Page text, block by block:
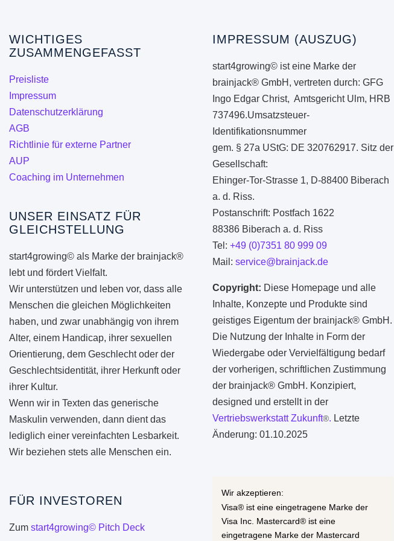
WICHTIGES
ZUSAMMENGEFASST
Preisliste
Impressum
Datenschutzerklärung
AGB
Richtlinie für externe Partner
AUP
Coaching im Unternehmen
UNSER EINSATZ FÜR
GLEICHSTELLUNG
start4growing© als Marke der brainjack®
lebt und fördert Vielfalt.
Wir unterstützen und leben vor, dass alle
Menschen die gleichen Möglichkeiten
haben, und zwar unabhängig von ihrem
Alter, einem Handicap, ihrer sexuellen
Orientierung, dem Geschlecht oder der
Geschlechtsidentität, ihrer Herkunft oder
ihrer Kultur.
Wenn wir in Texten das generische
Maskulin verwenden, dann dient das
lediglich einer vereinfachten Lesbarkeit.
Wir beziehen stets alle Menschen ein.
FÜR INVESTOREN
Zum start4growing© Pitch Deck
IMPRESSUM (AUSZUG)
start4growing© ist eine Marke der
brainjack® GmbH, vertreten durch: GFG
Ingo Edgar Christ, Amtsgericht Ulm, HRB
737496.Umsatzsteuer-
Identifikationsnummer
gem. § 27a UStG: DE 320762917. Sitz der
Gesellschaft:
Ehinger-Tor-Strasse 1, D-88400 Biberach
a. d. Riss.
Postanschrift: Postfach 1622
88386 Biberach a. d. Riss
Tel:+49 (0)7351 80 999 09
Mail:service@brainjack.de
Copyright: Diese Homepage und alle
Inhalte, Konzepte und Produkte sind
geistiges Eigentum der brainjack® GmbH.
Die Nutzung der Inhalte in Form der
Wiedergabe oder Vervielfältigung bedarf
der vorherigen, schriftlichen Zustimmung
der brainjack® GmbH. Konzipiert,
designed und erstellt in der
Vertriebswerkstatt Zukunft®. Letzte
Änderung: 01.10.2025
Wir akzeptieren:
Visa® ist eine eingetragene Marke der
Visa Inc. Mastercard® ist eine
eingetragene Marke der Mastercard